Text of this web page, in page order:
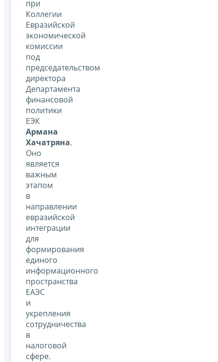
при
Коллегии
Евразийской
экономической
комиссии
под
председательством
директора
Департамента
финансовой
политики
ЕЭК
Армана
Хачатряна.
Оно
является
важным
этапом
в
направлении
евразийской
интеграции
для
формирования
единого
информационного
пространства
ЕАЭС
и
укрепления
сотрудничества
в
налоговой
сфере.